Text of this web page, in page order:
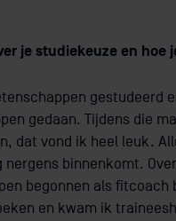
je studiekeuze en hoe
gestudeerd
gedaan. Tijdens die
dat vond ik heel leuk.
binnenkomt.
begonnen als
en kwam ik